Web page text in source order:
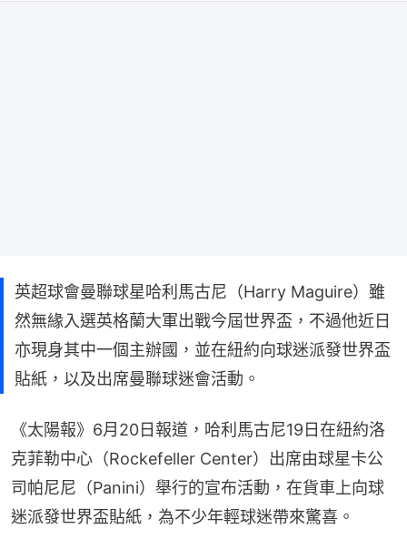
英超球會曼聯球星哈利馬古尼（Harry Maguire）雖
然無緣入選英格蘭大軍出戰今屆世界盃，不過他近日
亦現身其中一個主辦國，並在紐約向球迷派發世界盃
貼紙，以及出席曼聯球迷會活動。
《太陽報》6月20日報道，哈利馬古尼19日在紐約洛
克菲勒中心（Rockefeller Center）出席由球星卡公
司帕尼尼（Panini）舉行的宣布活動，在貨車上向球
迷派發世界盃貼紙，為不少年輕球迷帶來驚喜。